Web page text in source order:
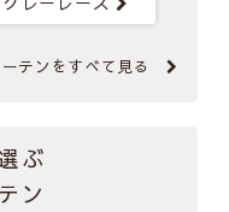
テンをすべて見る
ぶ
ン